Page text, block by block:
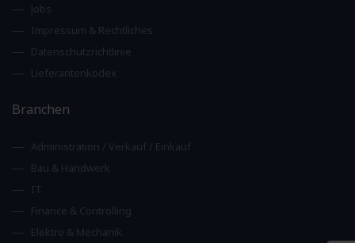
Jobs
Impressum & Rechtliches
Datenschutzrichtlinie
Lieferantenkodex
Branchen
Administration / Verkauf / Einkauf
Bau & Handwerk
IT
Finance & Controlling
Elektro & Mechanik